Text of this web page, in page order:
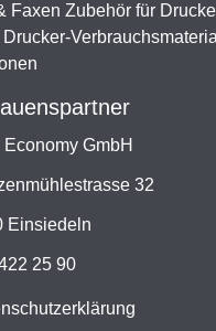
Faxen Zubehör für
Economy GmbH
32
Einsiedeln
25 90